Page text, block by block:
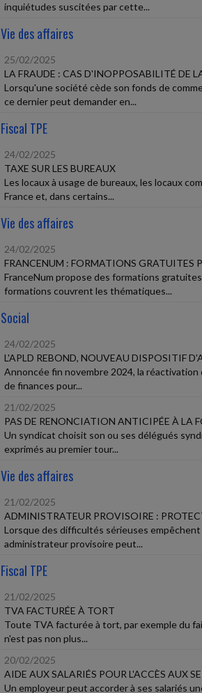
inquiétudes suscitées par cette...
Vie des affaires
25/02/2025
LA FRAUDE : CAS D'INOPPOSABILITÉ DE
Lorsqu'une société cède son fonds de
ce dernier peut demander en...
Fiscal TPE
24/02/2025
TAXE SUR LES BUREAUX
Les locaux à usage de bureaux, les locaux
France et, dans certains...
Vie des affaires
24/02/2025
FRANCENUM : FORMATIONS GRATUITES
FranceNum propose des formations
formations couvrent les thématiques...
Social
24/02/2025
L'APLD REBOND, NOUVEAU DISPOSITIF
Annoncée fin novembre 2024, la
de finances pour...
21/02/2025
PAS DE RENONCIATION ANTICIPÉE À LA
Un syndicat choisit son ou ses délégués
exprimés au premier tour...
Vie des affaires
21/02/2025
ADMINISTRATEUR PROVISOIRE :
Lorsque des difficultés sérieuses
administrateur provisoire peut...
Fiscal TPE
21/02/2025
TVA FACTURÉE À TORT
Toute TVA facturée à tort, par exemple du
n'est pas non plus...
20/02/2025
AIDE AUX SALARIÉS POUR L'ACCÈS AUX
Un employeur peut accorder à ses salariés